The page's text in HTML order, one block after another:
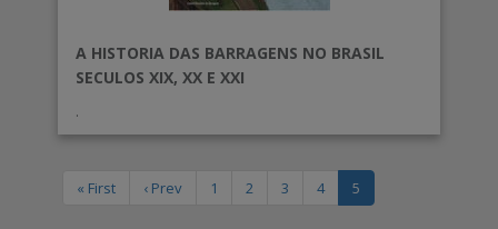
A HISTORIA DAS BARRAGENS NO BRASIL
SECULOS XIX, XX E XXI
.
« First ‹ Prev 1 2 3 4 5